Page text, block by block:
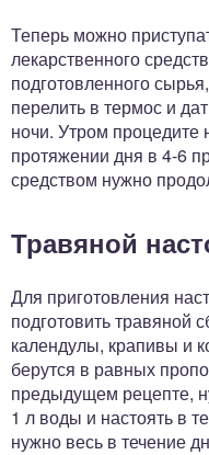
Теперь можно
лекарственного
подготовленного
перелить в термос и
ночи. Утром процедите
протяжении дня в 4-6
средством нужно
Травяной
Для приготовления
подготовить травяной
календулы, крапивы и
берутся в равных
предыдущем рецепте,
1 л воды и настоять в
нужно весь в течение